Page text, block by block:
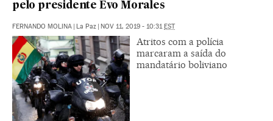
pelo presidente Evo Morales
FERNANDO MOLINA | La Paz | NOV 11, 2019 - 10:31EST
Atritos com a polícia
marcaram a saída do
mandatário boliviano